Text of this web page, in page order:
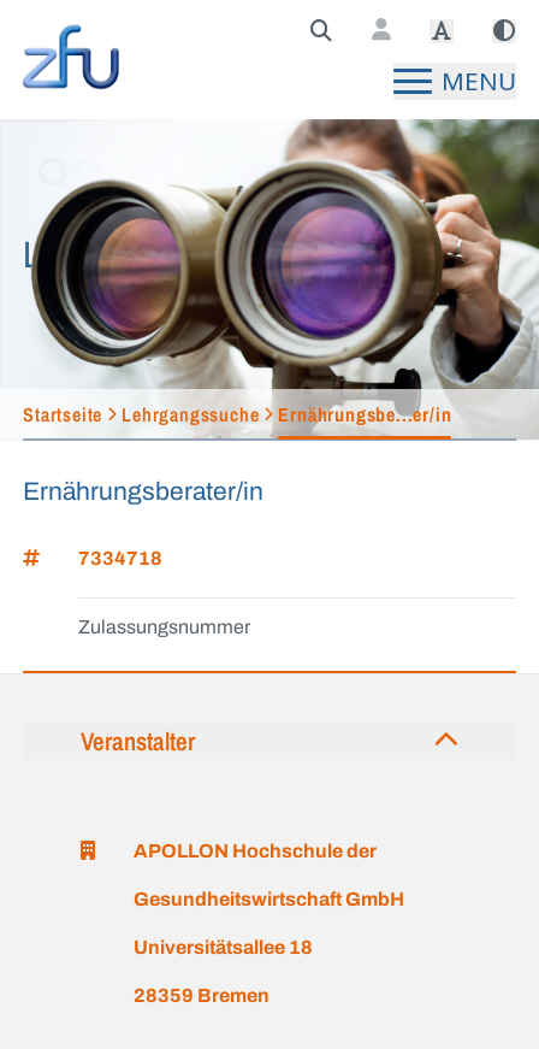
Zentralstelle für Fernunterricht Hauptseite
MENU
Lehrgangssuche
Startseite Lehrgangssuche Ernährungsbe...er/in
Ernährungsberater/in
7334718
Zulassungsnummer
Veranstalter
APOLLON Hochschule der
Gesundheitswirtschaft GmbH
Universitätsallee 18
28359 Bremen